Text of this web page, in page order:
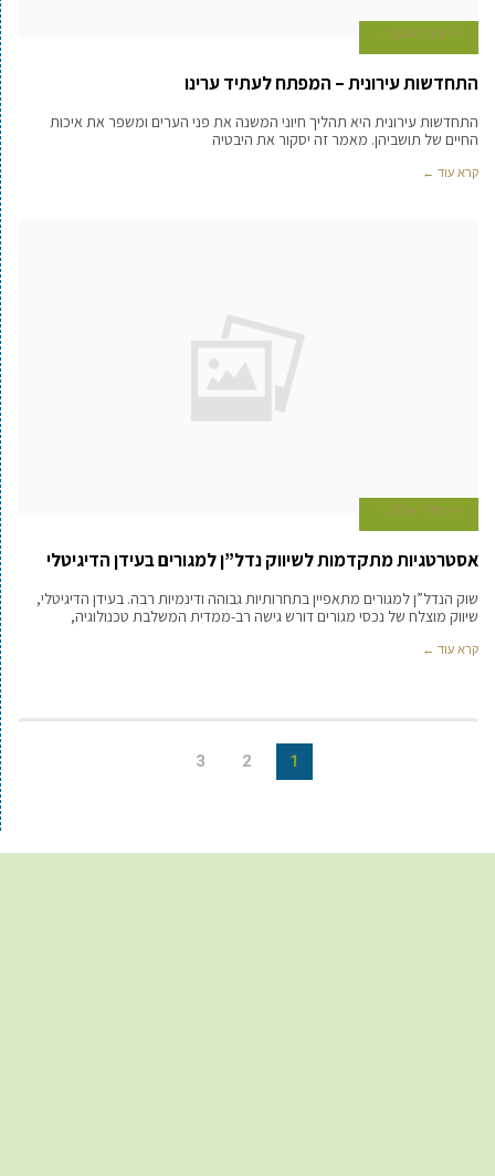
14 ביולי 2024
התחדשות עירונית – המפתח לעתיד ערינו
התחדשות עירונית היא תהליך חיוני המשנה את פני הערים ומשפר את איכות
החיים של תושביהן. מאמר זה יסקור את היבטיה
קרא עוד ←
14 ביולי 2024
אסטרטגיות מתקדמות לשיווק נדל”ן למגורים בעידן הדיגיטלי
שוק הנדל”ן למגורים מתאפיין בתחרותיות גבוהה ודינמיות רבה. בעידן הדיגיטלי,
שיווק מוצלח של נכסי מגורים דורש גישה רב-ממדית המשלבת טכנולוגיה,
קרא עוד ←
1
2
3